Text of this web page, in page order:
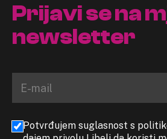
Prijavi se na
newsletter
Potvrđujem suglasnost s